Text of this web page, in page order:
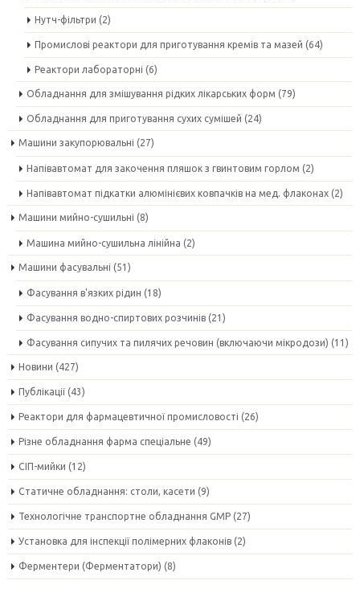
Нутч-фільтри (2)
Промислові реактори для приготування кремів та мазей (64)
Реактори лабораторні (6)
Обладнання для змішування рідких лікарських форм (79)
Обладнання для приготування сухих сумішей (24)
Машини закупорювальні (27)
Напівавтомат для закочення пляшок з гвинтовим горлом (2)
Напівавтомат підкатки алюмінієвих ковпачків на мед. флаконах (2)
Машини мийно-сушильні (8)
Машина мийно-сушильна лінійна (2)
Машини фасувальні (51)
Фасування в'язких рідин (18)
Фасування водно-спиртових розчинів (21)
Фасування сипучих та пилячих речовин (включаючи мікродози) (11)
Новини (427)
Публікації (43)
Реактори для фармацевтичної промисловості (26)
Різне обладнання фарма спеціальне (49)
СІП-мийки (12)
Статичне обладнання: столи, касети (9)
Технологічне транспортне обладнання GMP (27)
Установка для інспекції полімерних флаконів (2)
Ферментери (Ферментатори) (8)